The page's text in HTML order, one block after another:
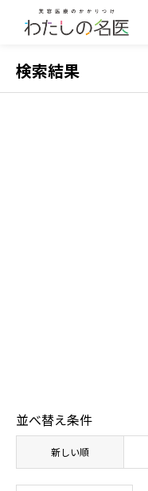
検索結果
並べ替え条件
新しい順